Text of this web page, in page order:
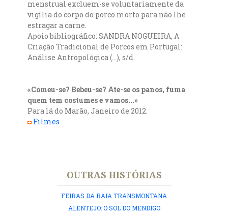
menstrual excluem-se voluntariamente da
vigília do corpo do porco morto para não lhe
estragar a carne.
Apoio bibliográfico: SANDRA NOGUEIRA, A
Criação Tradicional de Porcos em Portugal:
Análise Antropológica (...), s/d.
«Comeu-se? Bebeu-se? Ate-se os panos, fuma
quem tem costumes e vamos...»
Para lá do Marão, Janeiro de 2012.
Filmes
OUTRAS HISTÓRIAS
FEIRAS DA RAIA TRANSMONTANA
ALENTEJO: O SOL DO MENDIGO